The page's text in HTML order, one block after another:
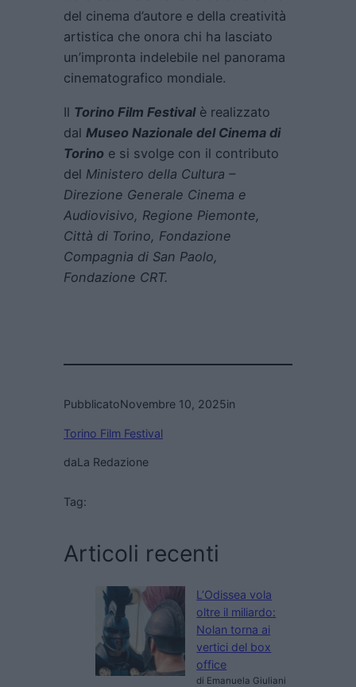
del cinema d’autore e della creatività
artistica che onora chi ha lasciato
un’impronta indelebile nel panorama
cinematografico mondiale.
Il Torino Film Festivalè realizzato
dal Museo Nazionale del Cinema di
Torino e si svolge con il contributo
del Ministero della Cultura –
Direzione Generale Cinema e
Audiovisivo, Regione Piemonte,
Città di Torino, Fondazione
Compagnia di San Paolo,
Fondazione CRT.
PubblicatoNovembre 10, 2025in
Torino Film Festival
daLa Redazione
Tag:
Articoli recenti
L’Odissea vola
oltre il miliardo:
Nolan torna ai
vertici del box
office
di Emanuela Giuliani